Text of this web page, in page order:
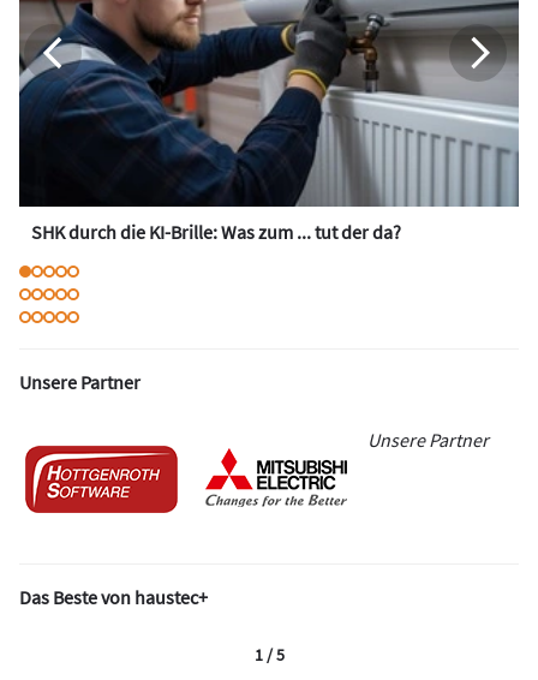
SHK durch die KI-Brille: Was zum ... tut der da?
Unsere Partner
Unsere Partner
Das Beste von haustec+
1 / 5